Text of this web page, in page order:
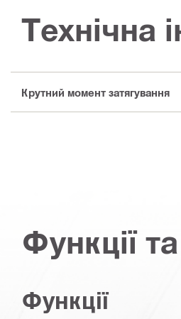
Технічна
Крутний момент затягування
Функції
Функції